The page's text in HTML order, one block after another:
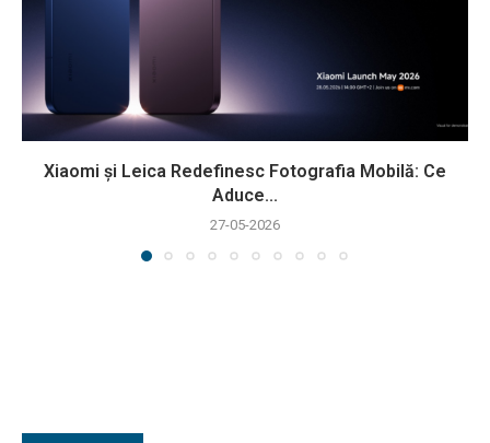
Xiaomi și Leica Redefinesc Fotografia Mobilă: Ce
Aduce...
27-05-2026